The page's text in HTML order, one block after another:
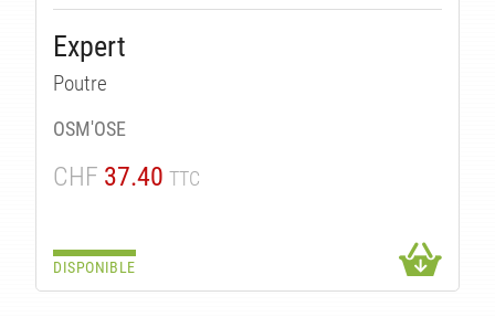
Expert
Poutre
OSM'OSE
CHF 37.40 TTC
DISPONIBLE